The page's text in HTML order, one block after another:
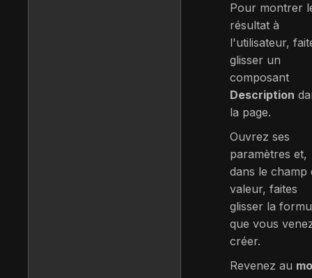
Pour montrer
résultat à
l'utilisateur,
glisser un
composant
Description
la page.
Ouvrez ses
paramètres et,
dans le champ
valeur, faites
glisser la
que vous
créer.
Revenez au